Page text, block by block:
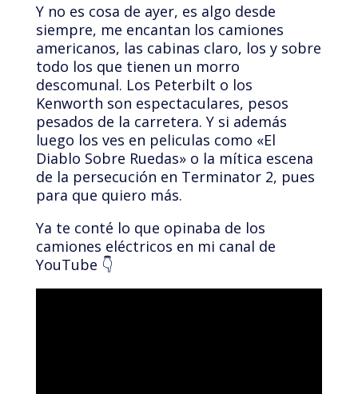
Y no es cosa de ayer, es algo desde
siempre, me encantan los camiones
americanos, las cabinas claro, los y sobre
todo los que tienen un morro
descomunal. Los Peterbilt o los
Kenworth son espectaculares, pesos
pesados de la carretera. Y si además
luego los ves en peliculas como «El
Diablo Sobre Ruedas» o la mítica escena
de la persecución en Terminator 2, pues
para que quiero más.
Ya te conté lo que opinaba de los
camiones eléctricos en mi canal de
YouTube 👇